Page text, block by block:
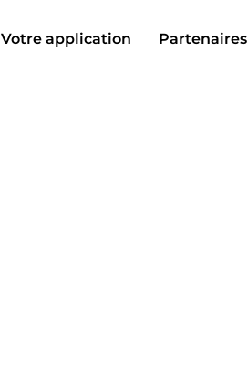
Votre application Partenaires